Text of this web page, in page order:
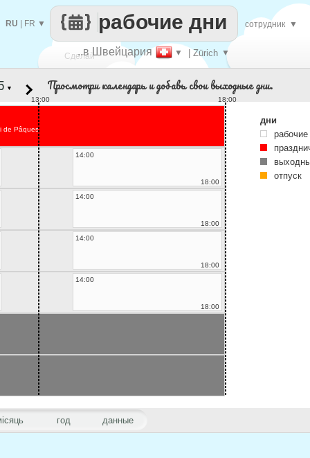
Сделай
..в Швейцария ▼ | Zürich ▼
рабочие дни
RU FR ▼ сотрудник ▼
год данные
▼ Просмотри календарь и добавь свои выходные дни.
13:00 18:00
de Pâques
14:00
18:00
14:00
18:00
14:00
18:00
14:00
18:00
дни
отпуск